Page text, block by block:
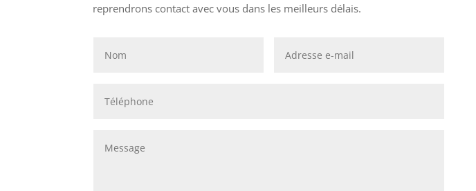
reprendrons contact avec vous dans les meilleurs délais.